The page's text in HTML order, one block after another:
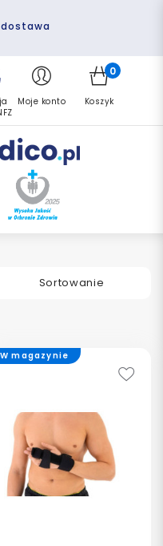
PFRON
NFZ
ponownie
Moje konto
0
Koszyk
Sortowanie
W magazynie